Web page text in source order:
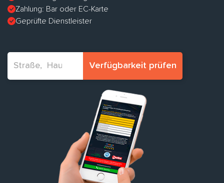
Zahlung: Bar oder EC-Karte
Geprüfte Dienstleister
Verfügbarkeit prüfen